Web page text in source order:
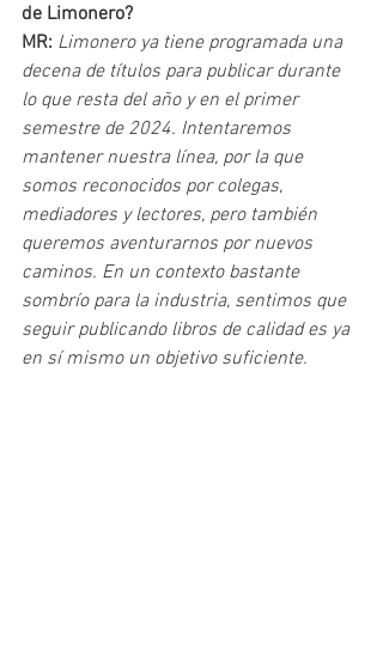
de Limonero?
MR: Limonero ya tiene programada una
decena de títulos para publicar durante
lo que resta del año y en el primer
semestre de 2024. Intentaremos
mantener nuestra línea, por la que
somos reconocidos por colegas,
mediadores y lectores, pero también
queremos aventurarnos por nuevos
caminos. En un contexto bastante
sombrío para la industria, sentimos que
seguir publicando libros de calidad es ya
en sí mismo un objetivo suficiente.